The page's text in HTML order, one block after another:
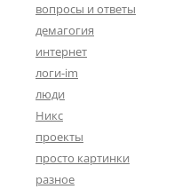
вопросы и ответы
демагогия
интернет
логи-im
люди
Никс
проекты
просто картинки
разное